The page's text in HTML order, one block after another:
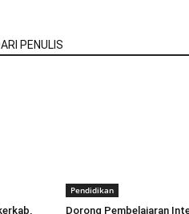
PENULIS
Pendidikan
Dorong Pembelajaran